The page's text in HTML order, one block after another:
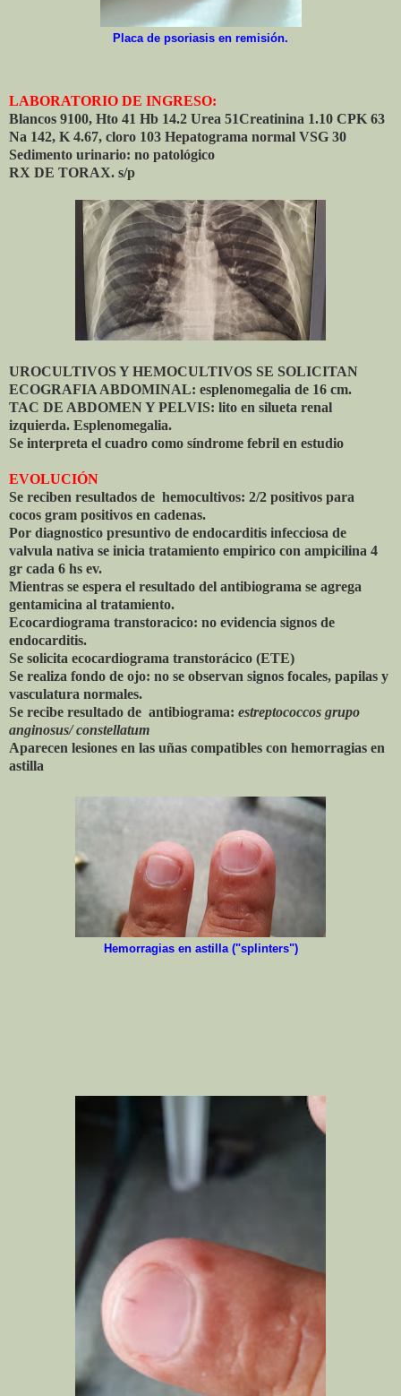
Placa de psoriasis en remisión.
LABORATORIO DE INGRESO:
Blancos 9100, Hto 41 Hb 14.2 Urea 51Creatinina 1.10 CPK 63
Na 142, K 4.67, cloro 103 Hepatograma normal VSG 30
Sedimento urinario: no patológico
RX DE TORAX. s/p
UROCULTIVOS Y HEMOCULTIVOS SE SOLICITAN
ECOGRAFIA ABDOMINAL: esplenomegalia de 16 cm.
TAC DE ABDOMEN Y PELVIS: lito en silueta renal
izquierda. Esplenomegalia.
Se interpreta el cuadro como síndrome febril en estudio
EVOLUCIÓN
Se reciben resultados de hemocultivos: 2/2 positivos para
cocos gram positivos en cadenas.
Por diagnostico presuntivo de endocarditis infecciosa de
valvula nativa se inicia tratamiento empirico con ampicilina 4
gr cada 6 hs ev.
Mientras se espera el resultado del antibiograma se agrega
gentamicina al tratamiento.
Ecocardiograma transtoracico: no evidencia signos de
endocarditis.
Se solicita ecocardiograma transtorácico (ETE)
Se realiza fondo de ojo: no se observan signos focales, papilas y
vasculatura normales.
Se recibe resultado de antibiograma: estreptococcos grupo
anginosus/ constellatum
Aparecen lesiones en las uñas compatibles con hemorragias en
astilla
Hemorragias en astilla ("splinters")